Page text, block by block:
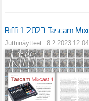
Riffi 1-2023 Tascam
Juttunäytteet 8.2.2023 12:04